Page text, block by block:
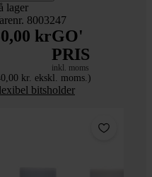
lager
8003247
krGO'
PRIS
inkl. moms
kr. ekskl. moms.)
bitsholder